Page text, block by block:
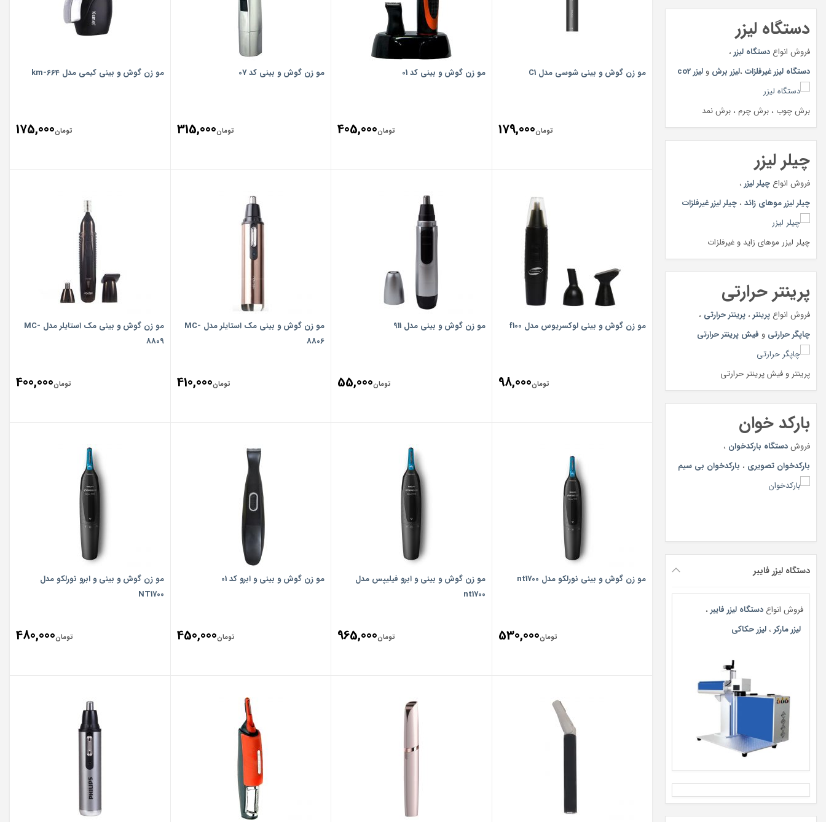
دستگاه لیزر
فروش انواع دستگاه لیزر ،
دستگاه لیزر غیرفلزات ،لیزر برش و لیزر co2
برش چوب ، برش چرم ، برش نمد
چیلر لیزر
فروش انواع چیلر لیزر ،
چیلر لیزر موهای زائد ، چیلر لیزر غیرفلزات
چیلر لیزر موهای زاید و غیرفلزات
پرینتر حرارتی
فروش انواع پرینتر ، پرینتر حرارتی ،
چاپگر حرارتی و فیش پرینتر حرارتی
پرینتر و فیش پرینتر حرارتی
بارکد خوان
فروشدستگاه بارکدخوان ،
بارکدخوان تصویری ، بارکدخوان بی سیم
دستگاه لیزر فایبر
فروش انواع دستگاه لیزر فایبر ،
لیزر مارکر ، لیزر حکاکی
مو زن گوش و بینی شوسی مدل C1
تومان179,000
مو زن گوش و بینی کد 01
تومان405,000
مو زن گوش و بینی کد 07
تومان315,000
مو زن گوش و بینی کیمی مدل km-664
تومان175,000
مو زن گوش و بینی لوکسریوس مدل f100
تومان98,000
مو زن گوش و بینی مدل 911
تومان55,000
مو زن گوش و بینی مک استایلر مدل MC-
8806
تومان410,000
مو زن گوش و بینی مک استایلر مدل MC-
8809
تومان400,000
مو زن گوش و بینی نورلکو مدل nt1700
تومان530,000
مو زن گوش و بینی و ابرو فیلیپس مدل
nt1700
تومان965,000
مو زن گوش و بینی و ابرو کد 01
تومان450,000
مو زن گوش و بینی و ابرو نورلکو مدل
NT1700
تومان480,000